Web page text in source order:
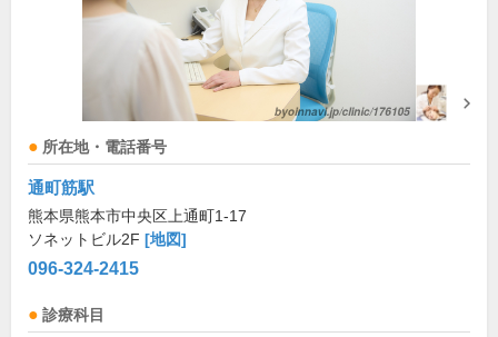
所在地・電話番号
通町筋駅
熊本県熊本市中央区上通町1-17
ソネットビル2F [地図]
096-324-2415
診療科目